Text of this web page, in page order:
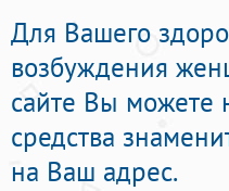
Для Вашего
возбуждения
сайте Вы можете
средства
на Ваш адрес.